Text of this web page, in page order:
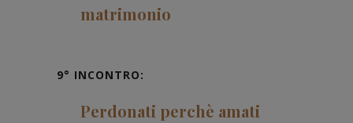
matrimonio
9° INCONTRO:
Perdonati perchè amati